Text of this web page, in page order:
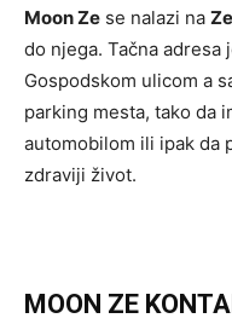
Moon Ze se nalazi na
do njega. Tačna adresa
Gospodskom ulicom a
parking mesta, tako da
automobilom ili ipak da
zdraviji život.
MOON ZE